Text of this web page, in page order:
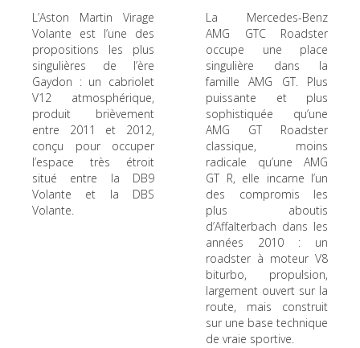
L’Aston Martin Virage
Volante est l’une des
propositions les plus
singulières de l’ère
Gaydon : un cabriolet
V12 atmosphérique,
produit brièvement
entre 2011 et 2012,
conçu pour occuper
l’espace très étroit
situé entre la DB9
Volante et la DBS
Volante.
La Mercedes-Benz
AMG GTC Roadster
occupe une place
singulière dans la
famille AMG GT. Plus
puissante et plus
sophistiquée qu’une
AMG GT Roadster
classique, moins
radicale qu’une AMG
GT R, elle incarne l’un
des compromis les
plus aboutis
d’Affalterbach dans les
années 2010 : un
roadster à moteur V8
biturbo, propulsion,
largement ouvert sur la
route, mais construit
sur une base technique
de vraie sportive.